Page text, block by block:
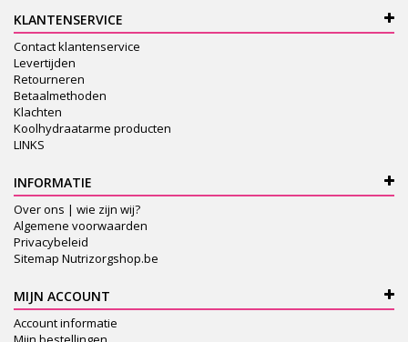
KLANTENSERVICE
Contact klantenservice
Levertijden
Retourneren
Betaalmethoden
Klachten
Koolhydraatarme producten
LINKS
INFORMATIE
Over ons | wie zijn wij?
Algemene voorwaarden
Privacybeleid
Sitemap Nutrizorgshop.be
MIJN ACCOUNT
Account informatie